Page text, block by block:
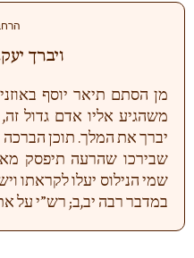
ויברך
מן הסתם תיאר יוסף
משהגיע אליו אדם גדול
יברך את המלך. תוכן הברכה
שבירכו שהרעה תיפסק
שמי הנילוס יעלו לקראתו
במדבר רבה יב,ב; רש”י על